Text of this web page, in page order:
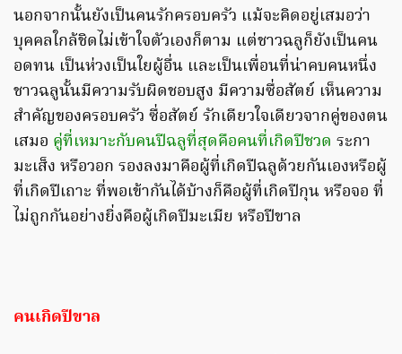
นอกจากนั้นยังเป็นคนรักครอบครัว แม้จะคิดอยู่เสมอว่า
บุคคลใกล้ชิดไม่เข้าใจตัวเองก็ตาม แต่ชาวฉลูก็ยังเป็นคน
อดทน เป็นห่วงเป็นใยผู้อื่น และเป็นเพื่อนที่น่าคบคนหนึ่ง
ชาวฉลูนั้นมีความรับผิดชอบสูง มีความซื่อสัตย์ เห็นความ
สำคัญของครอบครัว ซื่อสัตย์ รักเดียวใจเดียวจากคู่ของตน
เสมอ คู่ที่เหมาะกับคนปีฉลูที่สุดคือคนที่เกิดปีชวด ระกา
มะเส็ง หรือวอก รองลงมาคือผู้ที่เกิดปีฉลูด้วยกันเองหรือผู้
ที่เกิดปีเถาะ ที่พอเข้ากันได้บ้างก็คือผู้ที่เกิดปีกุน หรือจอ ที่
ไม่ถูกกันอย่างยิ่งคือผู้เกิดปีมะเมีย หรือปีขาล
คนเกิดปีขาล